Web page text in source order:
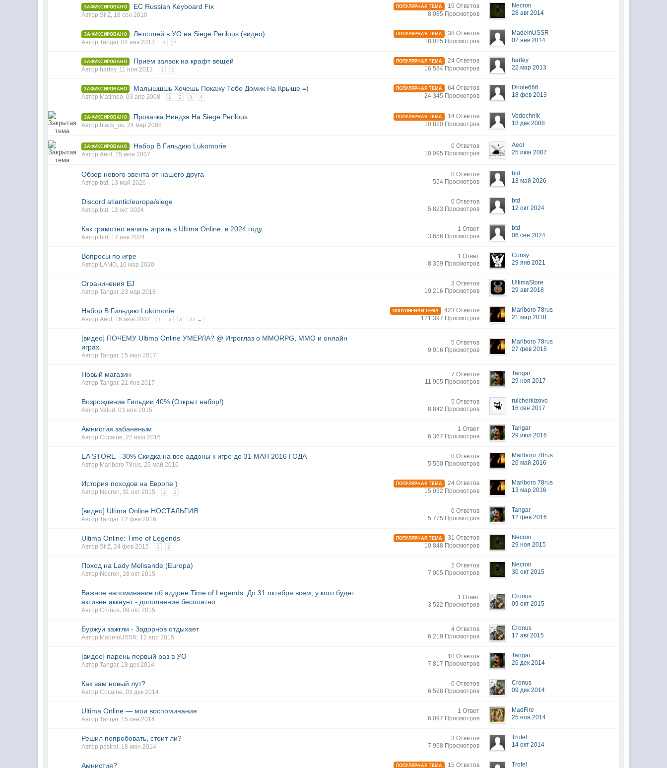
ЗАФИКСИРОВАНО EC Russian Keyboard Fix
Автор SirZ, 18 сен 2010
ПОПУЛЯРНАЯ ТЕМА
15 Ответов
8 085 Просмотров
Necron
28 авг 2014
ЗАФИКСИРОВАНО Летсплей в УО на Siege Perilous (видео)
АвторTangar,04 янв 2013 1 2
ПОПУЛЯРНАЯ ТЕМА
38 Ответов
18 025 Просмотров
MadeInUSSR
02 янв 2014
ЗАФИКСИРОВАНО Прием заявок на крафт вещей
Автор harley, 11 ноя 2012 1 2
ПОПУЛЯРНАЯ ТЕМА
24 Ответов
16 534 Просмотров
harley
22 мар 2013
ЗАФИКСИРОВАНО Малышшшь Хочешь Покажу Тебе Домик На Крыше =)
Автор Matimeo,03 апр 2008 1 2 3 4
ПОПУЛЯРНАЯ ТЕМА
64 Ответов
24 345 Просмотров
Dhole666
18 фев 2013
ЗАФИКСИРОВАНО Прокачка Ниндзя На Siege Perilous
Автор black_us,24 мар 2008
ПОПУЛЯРНАЯ ТЕМА
14 Ответов
10 820 Просмотров
Vodochnik
18 дек 2008
ЗАФИКСИРОВАНО Набор В Гильдию Lukomorie
АвторAeol ,25 июн 2007
0 Ответов
10 095 Просмотров
Aeol
25 июн 2007
Обзор нового эвента от нашего друга
Автор btd , 13 май 2026
0 Ответов
554 Просмотров
btd
13 май 2026
Discord atlantic/europa/siege
Автор btd , 12 окт 2024
0 Ответов
5 823 Просмотров
btd
12 окт 2024
Как грамотно начать играть в Ultima Online, в 2024 году.
Автор btd , 17 янв 2024
1 Ответ
3 656 Просмотров
btd
06 сен 2024
Вопросы по игре
Автор LAMO, 10 мар 2020
1 Ответ
8 359 Просмотров
Consy
29 янв 2021
Ограничения EJ
АвторTangar,23 мар 2018
3 Ответов
10 216 Просмотров
UltimaStore
29 авг 2018
Набор В Гильдию Lukomorie
АвторAeol , 16 июн 2007 1 2 3 22 →
ПОПУЛЯРНАЯ ТЕМА
423 Ответов
121 397 Просмотров
Marlboro 78rus
21 мар 2018
[видео] ПОЧЕМУ Ultima Online УМЕРЛА? @ Игроглаз о MMORPG, MMO и онлайн
играх
АвторTangar, 15 июл 2017
5 Ответов
9 916 Просмотров
Marlboro 78rus
27 фев 2018
Новый магазин
АвторTangar,21 янв 2017
7 Ответов
11 905 Просмотров
Tangar
29 ноя 2017
Возрождение Гильдии 40% (Открыт набор!)
АвторValud ,03 ноя 2015
5 Ответов
8 842 Просмотров
rulcherkizovo
16 сен 2017
Амнистия забаненым
АвторCocaine,22 июл 2016
1 Ответ
6 367 Просмотров
Tangar
29 июл 2016
EA STORE - 30% Скидка на все аддоны к игре до 31 МАЯ 2016 ГОДА
Автор Marlboro 78rus,26 май 2016
0 Ответов
5 550 Просмотров
Marlboro 78rus
26 май 2016
История походов на Европе )
Автор Necron,31 окт 2015 1 2
ПОПУЛЯРНАЯ ТЕМА
24 Ответов
15 032 Просмотров
Marlboro 78rus
13 мар 2016
[видео] Ultima Online НОСТАЛЬГИЯ
АвторTangar, 12 фев 2016
0 Ответов
5 775 Просмотров
Tangar
12 фев 2016
Ultima Online: Time of Legends
Автор SirZ,24 фев 2015 1 2
ПОПУЛЯРНАЯ ТЕМА
31 Ответов
10 848 Просмотров
Necron
29 ноя 2015
Поход на Lady Melisande (Europa)
Автор Necron,28 окт 2015
2 Ответов
7 005 Просмотров
Necron
30 окт 2015
Важное напоминание об аддоне Time of Legends. До 31 октября всем, у кого будет
активен аккаунт - дополнение бесплатно.
АвторCronus,09 окт 2015
1 Ответ
3 522 Просмотров
Cronus
09 окт 2015
Буржуи зажгли - Задорнов отдыхает
Автор MadeInUSSR, 12 апр 2015
4 Ответов
6 219 Просмотров
Cronus
17 авг 2015
[видео] парень первый раз в УО
АвторTangar, 18 дек 2014
10 Ответов
7 817 Просмотров
Tangar
26 дек 2014
Как вам новый лут?
АвторCocaine,03 дек 2014
6 Ответов
6 598 Просмотров
Cronus
09 дек 2014
Ultima Online — мои воспоминания
АвторTangar, 15 сен 2014
1 Ответ
6 097 Просмотров
MadFire
25 ноя 2014
Решил попробовать, стоит ли?
Автор pastral , 18 июн 2014
3 Ответов
7 958 Просмотров
Trofel
14 окт 2014
Амнистия? ПОПУЛЯРНАЯ ТЕМА 15 Ответов Trofel